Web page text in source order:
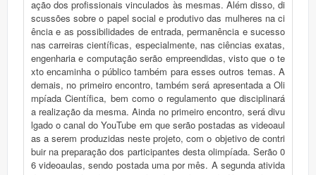
ação dos profissionais vinculados às mesmas. Além disso, di
scussões sobre o papel social e produtivo das mulheres na ci
ência e as possibilidades de entrada, permanência e sucesso
nas carreiras científicas, especialmente, nas ciências exatas,
engenharia e computação serão empreendidas, visto que o te
xto encaminha o público também para esses outros temas. A
demais, no primeiro encontro, também será apresentada a Oli
mpíada Científica, bem como o regulamento que disciplinará
a realização da mesma. Ainda no primeiro encontro, será divu
lgado o canal do YouTube em que serão postadas as videoaul
as a serem produzidas neste projeto, com o objetivo de contri
buir na preparação dos participantes desta olimpíada. Serão 0
6 videoaulas, sendo postada uma por mês. A segunda ativida